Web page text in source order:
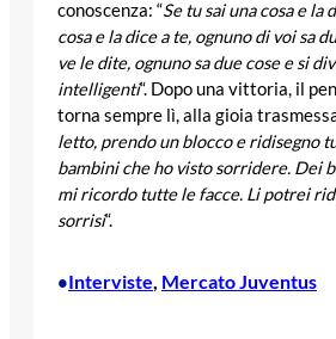
conoscenza: “Se tu sai una cosa e la
cosa e la dice a te, ognuno di voi sa
ve le dite, ognuno sa due cose e si
intelligenti“. Dopo una vittoria, il
torna sempre lì, alla gioia
letto, prendo un blocco e ridisegno
bambini che ho visto sorridere. Dei
mi ricordo tutte le facce. Li potrei
sorrisi“.
•Interviste, Mercato Juventus